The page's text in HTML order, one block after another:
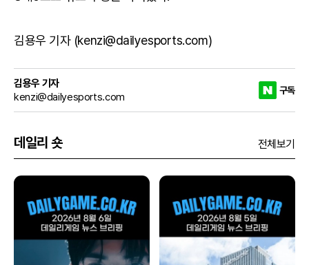
김용우 기자 (kenzi@dailyesports.com)
김용우 기자
kenzi@dailyesports.com
구독
데일리 숏 전체보기